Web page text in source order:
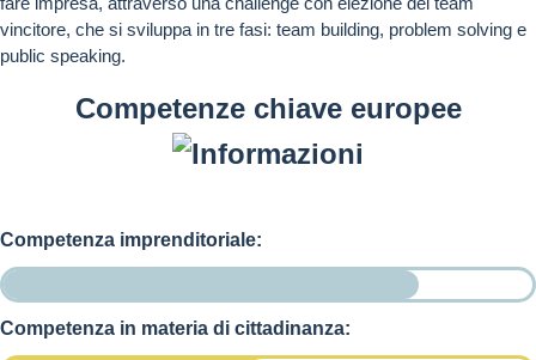
vincitore, che si sviluppa in tre fasi: team building, problem solving e
public speaking.
Competenze chiave europee
Competenza imprenditoriale:
Competenza in materia di cittadinanza: